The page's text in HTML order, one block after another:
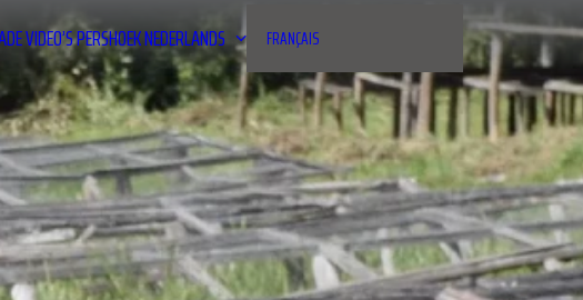
VIDEO’SPERSHOEKNEDERLANDS FRANÇAIS